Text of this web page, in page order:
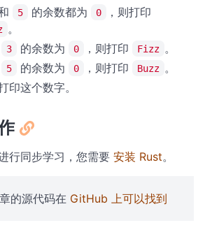
5 的余数都为 0 ，则打印
。
3 的余数为 0 ，则打印 Fizz 。
5 的余数为 0 ，则打印 Buzz 。
印这个数字。
行同步学习，您需要 安装 Rust。
的源代码在 GitHub 上可以找到